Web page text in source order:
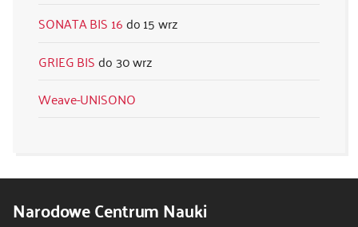
SONATA BIS 16
15 wrz
GRIEG BIS
30 wrz
Weave-UNISONO
Narodowe Centrum Nauki